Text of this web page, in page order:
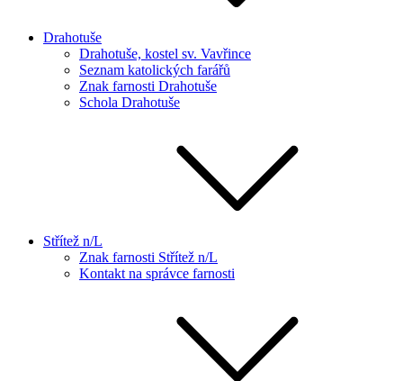
Drahotuše
Drahotuše, kostel sv. Vavřince
Seznam katolických farářů
Znak farnosti Drahotuše
Schola Drahotuše
Střítež n/L
Znak farnosti Střítež n/L
Kontakt na správce farnosti